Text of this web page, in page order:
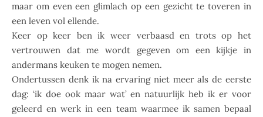
maar om even een glimlach op een gezicht te toveren in
een leven vol ellende.
Keer op keer ben ik weer verbaasd en trots op het
vertrouwen dat me wordt gegeven om een kijkje in
andermans keuken te mogen nemen.
Ondertussen denk ik na ervaring niet meer als de eerste
dag: ‘ik doe ook maar wat’ en natuurlijk heb ik er voor
geleerd en werk in een team waarmee ik samen bepaal